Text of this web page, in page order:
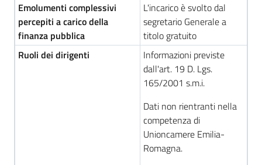
Emolumenti complessivi
percepiti a carico della
finanza pubblica
L'incarico è svolto dal
segretario Generale a
titolo gratuito
Ruoli dei dirigenti
Informazioni previste
dall'art. 19 D. Lgs.
165/2001 s.m.i.
Dati non rientranti nella
competenza di
Unioncamere Emilia-
Romagna.